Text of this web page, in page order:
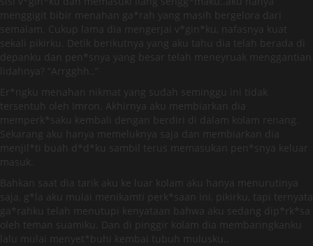
menggigit bibir menahan ga*rah yang masih bergelora dari
semalam. Cukup lama dia mengerjai v*gin*ku, nafasnya kuat
sekali pikirku. Detik berikutnya yang aku tahu dia telah berada di
depanku dan pen*snya yang besar telah meneyruak menggantian
lidahnya? “Arrgghh..”
Er*ngku menahan nikmat yang sudah seminggu ini tidak
tersentuh oleh Imron. Akhirnya aku membiarkan dia
memperk*saku kembali dengan berdiri di dalam kolam renang.
Sekarang aku hanya memeluknya saja dan membiarkan dia
menjil*ti buah d*d*ku sambil terus memasukan pen*snya keluar
masuk.
Bahkan saat dia tarik aku ke luar kolam aku hanya menurutinya
saja, g*la aku mulai menikamti perk*saan ini, pikirku, tapi ternyata
ga*rahku telah menutupi kenyataan bahwa aku sedang dip*rk*sa
oleh teman suamiku. Dan di pinggir kolam dia membaringkanku
lalu mulai menyet*buhi kembai tubuh mulusku..